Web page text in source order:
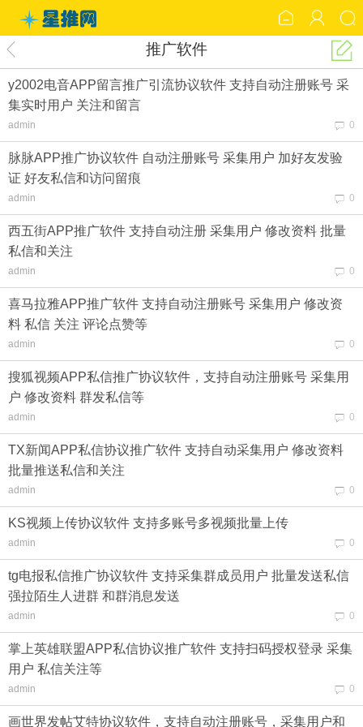
推广软件
0
y2002电音APP留言推广引流协议软件 支持自动注册账号 采
集实时用户 关注和留言
admin
0
脉脉APP推广协议软件 自动注册账号 采集用户 加好友发验
证 好友私信和访问留痕
admin
0
西五街APP推广软件 支持自动注册 采集用户 修改资料 批量
私信和关注
admin
0
喜马拉雅APP推广软件 支持自动注册账号 采集用户 修改资
料 私信 关注 评论点赞等
admin
0
搜狐视频APP私信推广协议软件，支持自动注册账号 采集用
户 修改资料 群发私信等
admin
0
TX新闻APP私信协议推广软件 支持自动采集用户 修改资料
批量推送私信和关注
admin
0
KS视频上传协议软件 支持多账号多视频批量上传
admin
0
tg电报私信推广协议软件 支持采集群成员用户 批量发送私信
强拉陌生人进群 和群消息发送
admin
0
掌上英雄联盟APP私信协议推广软件 支持扫码授权登录 采集
用户 私信关注等
admin
画世界发帖艾特协议软件，支持自动注册账号，采集用户和